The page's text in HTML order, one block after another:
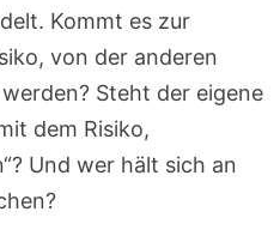
Kommt es zur
von der anderen
Steht der eigene
dem Risiko,
Und wer hält sich an